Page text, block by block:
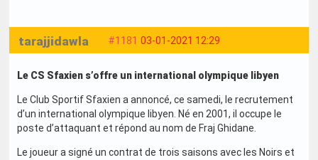
#1181 03-01-2021 12:29
tarajjidawla
Le CS Sfaxien s’offre un international olympique libyen
Le Club Sportif Sfaxien a annoncé, ce samedi, le recrutement
d’un international olympique libyen. Né en 2001, il occupe le
poste d’attaquant et répond au nom de Fraj Ghidane.
Le joueur a signé un contrat de trois saisons avec les Noirs et